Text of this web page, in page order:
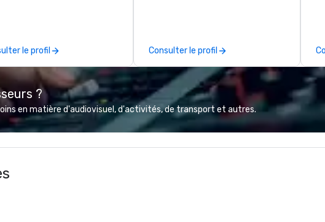
Clients keep coming
because we make
effortless, making
look brilliant with
events their leadership
le profil Consulter le profil
?
en matière d'audiovisuel, d'activités, de transport et autres.